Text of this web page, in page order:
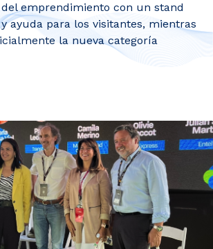
emprendimiento con un stand
ayuda para los visitantes, mientras
la nueva categoría